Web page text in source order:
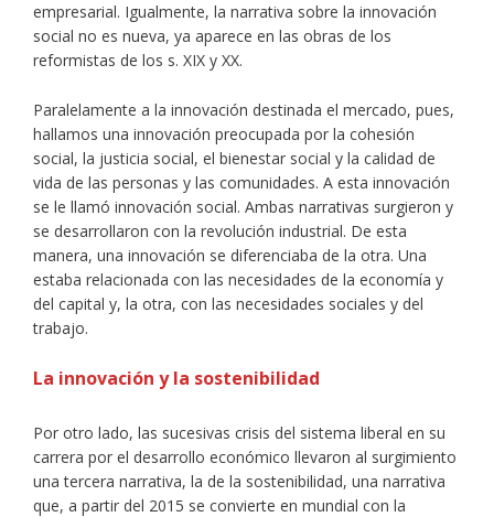
empresarial. Igualmente, la narrativa sobre la innovación
social no es nueva, ya aparece en las obras de los
reformistas de los s. XIX y XX.
Paralelamente a la innovación destinada el mercado, pues,
hallamos una innovación preocupada por la cohesión
social, la justicia social, el bienestar social y la calidad de
vida de las personas y las comunidades. A esta innovación
se le llamó innovación social. Ambas narrativas surgieron y
se desarrollaron con la revolución industrial. De esta
manera, una innovación se diferenciaba de la otra. Una
estaba relacionada con las necesidades de la economía y
del capital y, la otra, con las necesidades sociales y del
trabajo.
La innovación y la sostenibilidad
Por otro lado, las sucesivas crisis del sistema liberal en su
carrera por el desarrollo económico llevaron al surgimiento
una tercera narrativa, la de la sostenibilidad, una narrativa
que, a partir del 2015 se convierte en mundial con la